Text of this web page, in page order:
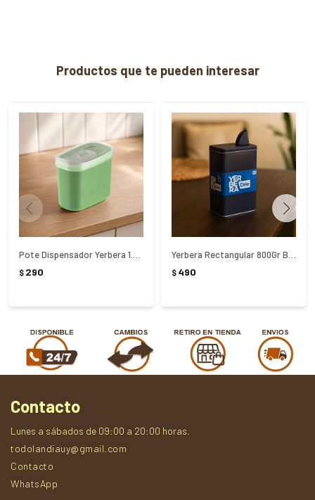
Productos que te pueden interesar
$ 290 $ 490
Contacto
Lunes a sábados de 09:00 a 20:00 horas.
todolandiauy@gmail.com
Contacto
WhatsApp